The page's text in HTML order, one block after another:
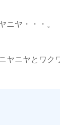
ニヤ・・・。
ヤニヤとワク